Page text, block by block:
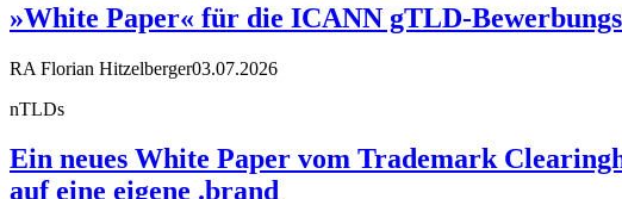
»White Paper« für die ICANN gTLD-
RA Florian Hitzelberger03.07.2026
nTLDs
Ein neues White Paper vom Trademark
auf eine eigene .brand